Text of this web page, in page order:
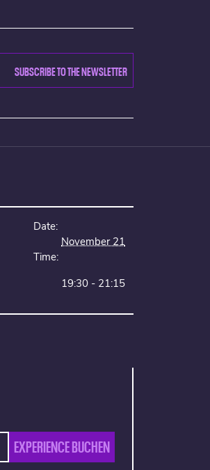
SUBSCRIBE TO THE NEWSLETTER
Date:
November 21
Time:
19:30 - 21:15
EXPERIENCE BUCHEN